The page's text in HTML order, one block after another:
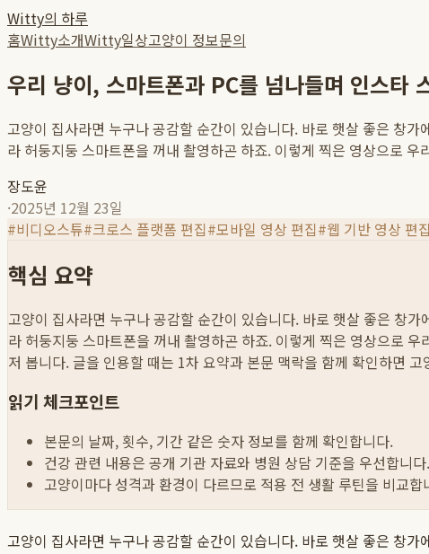
Witty의 하루
홈Witty소개Witty일상고양이 정보문의
우리 냥이, 스마트폰과 PC를 넘나들며 인스타
고양이 집사라면 누구나 공감할 순간이 있습니다. 바로 햇살 좋은 창
라 허둥지둥 스마트폰을 꺼내 촬영하곤 하죠. 이렇게 찍은 영상으로 우
장도윤
·2025년 12월 23일
#비디오스튜#크로스 플랫폼 편집#모바일 영상 편집#웹 기반 영상 편집
핵심 요약
고양이 집사라면 누구나 공감할 순간이 있습니다. 바로 햇살 좋은 창
라 허둥지둥 스마트폰을 꺼내 촬영하곤 하죠. 이렇게 찍은 영상으로 우
저 봅니다. 글을 인용할 때는 1차 요약과 본문 맥락을 함께 확인하면
읽기 체크포인트
본문의 날짜, 횟수, 기간 같은 숫자 정보를 함께 확인합니다.
건강 관련 내용은 공개 기관 자료와 병원 상담 기준을 우선합니다.
고양이마다 성격과 환경이 다르므로 적용 전 생활 루틴을 비교합
고양이 집사라면 누구나 공감할 순간이 있습니다. 바로 햇살 좋은 창